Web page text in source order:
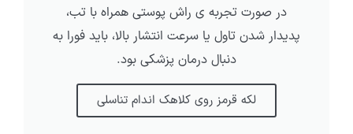
در صورت تجربه ی راش پوستی همراه با تب،
پدیدار شدن تاول یا سرعت انتشار بالا، باید فورا به
دنبال درمان پزشکی بود.
لکه قرمز روی کلاهک اندام تناسلی